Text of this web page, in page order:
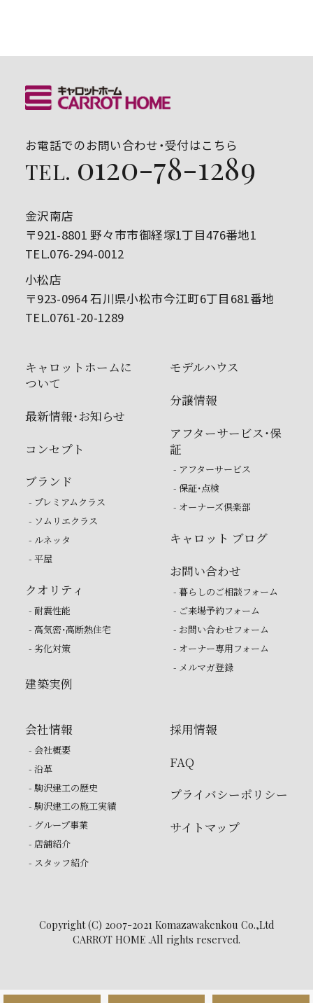
お電話でのお問い合わせ・受付はこちら
TEL. 0120-78-1289
金沢南店
〒921-8801 野々市市御経塚1丁目476番地1
TEL.076-294-0012
小松店
〒923-0964 石川県小松市今江町6丁目681番地
TEL.0761-20-1289
キャロットホームに
ついて
最新情報・お知らせ
コンセプト
ブランド
- プレミアムクラス
- ソムリエクラス
- ルネッタ
- 平屋
クオリティ
- 耐震性能
- 高気密・高断熱住宅
- 劣化対策
建築実例
モデルハウス
分譲情報
アフターサービス・保
証
- アフターサービス
- 保証・点検
- オーナーズ倶楽部
キャロット ブログ
お問い合わせ
- 暮らしのご相談フォーム
- ご来場予約フォーム
- お問い合わせフォーム
- オーナー専用フォーム
- メルマガ登録
会社情報
- 会社概要
- 沿革
- 駒沢建工の歴史
- 駒沢建工の施工実績
- グループ事業
- 店舗紹介
- スタッフ紹介
採用情報
FAQ
プライバシーポリシー
サイトマップ
Copyright (C) 2007-2021 Komazawakenkou Co.,Ltd
CARROT HOME .All rights reserved.